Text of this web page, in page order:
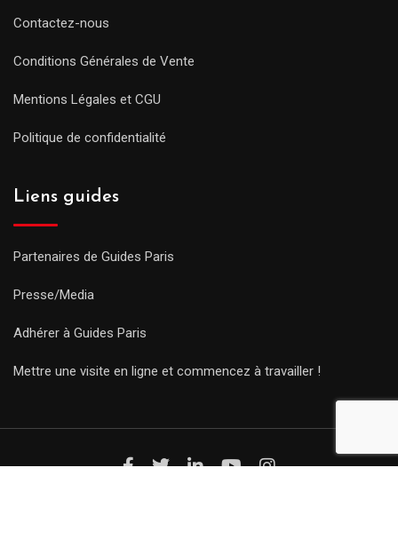
Contactez-nous
Conditions Générales de Vente
Mentions Légales et CGU
Politique de confidentialité
Liens guides
Partenaires de Guides Paris
Presse/Media
Adhérer à Guides Paris
Mettre une visite en ligne et commencez à travailler !